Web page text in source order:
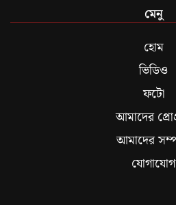
মেনু
হোম
ভিডিও
ফটো
আমাদের
আমাদের
যোগাযোগ